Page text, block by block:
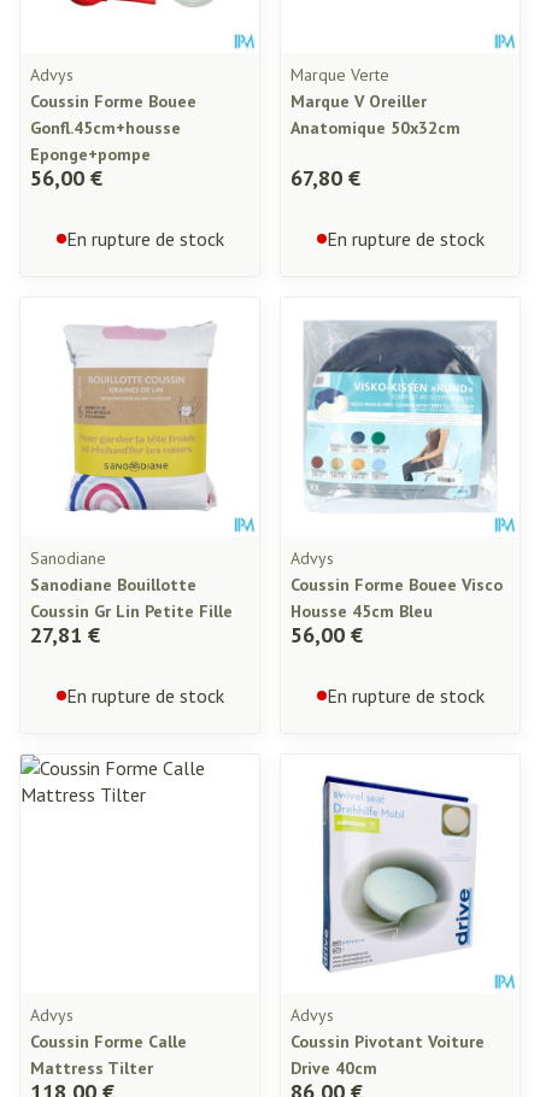
Advys
Coussin Forme Bouee
Gonfl.45cm+housse
Eponge+pompe
56,00 €
En rupture de stock
Marque Verte
Marque V Oreiller
Anatomique 50x32cm
67,80 €
En rupture de stock
Sanodiane
Sanodiane Bouillotte
Coussin Gr Lin Petite Fille
27,81 €
En rupture de stock
Advys
Coussin Forme Bouee Visco
Housse 45cm Bleu
56,00 €
En rupture de stock
Advys
Coussin Forme Calle
Mattress Tilter
Advys
Coussin Pivotant Voiture
Drive 40cm